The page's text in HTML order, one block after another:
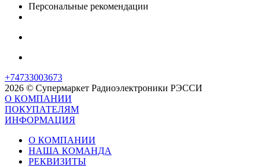
Персональные рекомендации
+74733003673
2026 © Супермаркет Радиоэлектроники РЭССИ
О КОМПАНИИ
ПОКУПАТЕЛЯМ
ИНФОРМАЦИЯ
О КОМПАНИИ
НАША КОМАНДА
РЕКВИЗИТЫ